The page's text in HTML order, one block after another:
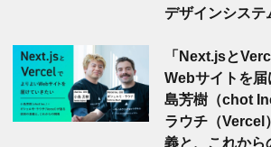
デザインシステ
「Next.jsと
Webサイトを
島芳樹（chot
ラウチ（Vercel
義と、これから